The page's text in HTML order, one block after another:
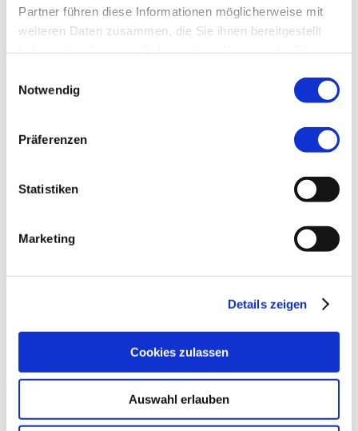
Partner führen diese Informationen möglicherweise mit
weiteren Daten zusammen, die Sie ihnen bereitgestellt
Notwendig
Präferenzen
Statistiken
Marketing
Details zeigen
Cookies zulassen
Auswahl erlauben